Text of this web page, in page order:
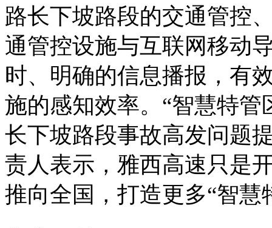
路长下坡路段的交通管控
通管控设施与互联网移动
时、明确的信息播报，有
施的感知效率。“智慧特
长下坡路段事故高发问题
责人表示，雅西高速只是
推向全国，打造更多“智慧